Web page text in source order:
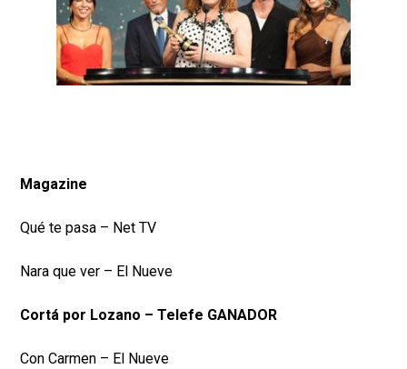
Magazine
Qué te pasa – Net TV
Nara que ver – El Nueve
Cortá por Lozano – Telefe GANADOR
Con Carmen – El Nueve